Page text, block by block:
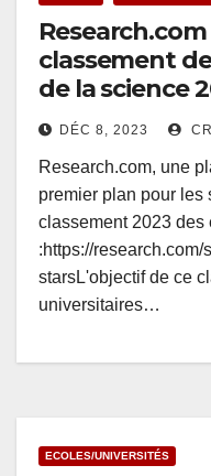
classement
de la science
DÉC 8, 2023
Research.com, une
premier plan pour
classement 2023
:https://
starsL'objectif de ce
universitaires…
ECOLES/UNIVERSITÉS